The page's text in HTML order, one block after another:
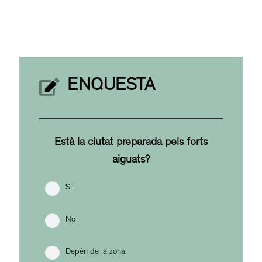
ENQUESTA
Està la ciutat preparada pels forts
aiguats?
Sí
No
Depèn de la zona.